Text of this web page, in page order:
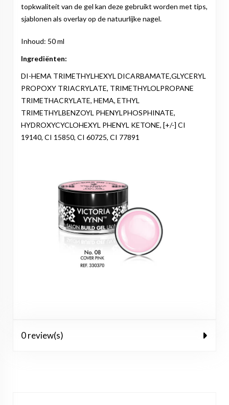
topkwaliteit van de gel kan deze gebruikt worden met tips,
sjablonen als overlay op de natuurlijke nagel.
Inhoud: 50 ml
Ingrediënten:
DI-HEMA TRIMETHYLHEXYL DICARBAMATE,GLYCERYL
PROPOXY TRIACRYLATE, TRIMETHYLOLPROPANE
TRIMETHACRYLATE, HEMA, ETHYL
TRIMETHYLBENZOYL PHENYLPHOSPHINATE,
HYDROXYCYCLOHEXYL PHENYL KETONE, [+/-] CI
19140, CI 15850, CI 60725, CI 77891
0 review(s)